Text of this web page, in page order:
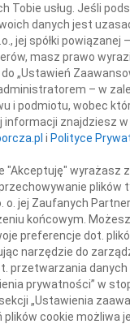
od ponad 50 lat
Teoretycznej Wydziału
Pełnił funkcje: z-
Wydziału,
Jądrowych, kierownika
Jego działalność
poświęcona była
w szczególności badaniom
w wielociałowych
Profesor Józef
i
Tobie usług. Jeśli
danych jest
jej spółki powiązanej
masz prawo
„Ustawień
– w
i podmiotu, wobec
informacji znajdziesz
iPolityce
"Akceptuję" wyrażasz
plików
o. jej Zaufanych
końcowym.
preferencje dot.
narzędzie do
przetwarzania danych
prywatności” w
„Ustawienia
plików cookie możliwa